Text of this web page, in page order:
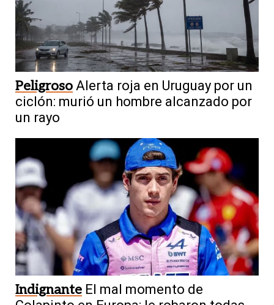
Peligroso Alerta roja en Uruguay por un
ciclón: murió un hombre alcanzado por
un rayo
Indignante El mal momento de